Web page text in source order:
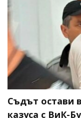
Съдът остави
казуса с ВиК-